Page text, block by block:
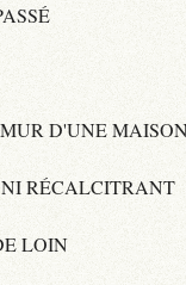
D'UNE
RÉCALCITRANT
LOIN